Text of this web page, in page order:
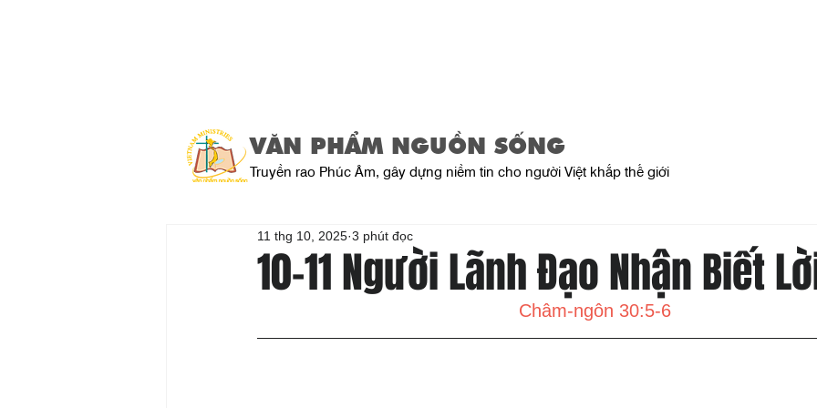
VĂN PHẨM NGUỒN SỐNG
Truyền rao Phúc Âm, gây dựng niềm tin cho người Việt khắp thế giới
10-11 Người Lãnh Đạo Nhận Biết
11 thg 10, 2025 3 phút đọc
Châm-ngôn 30:5-6